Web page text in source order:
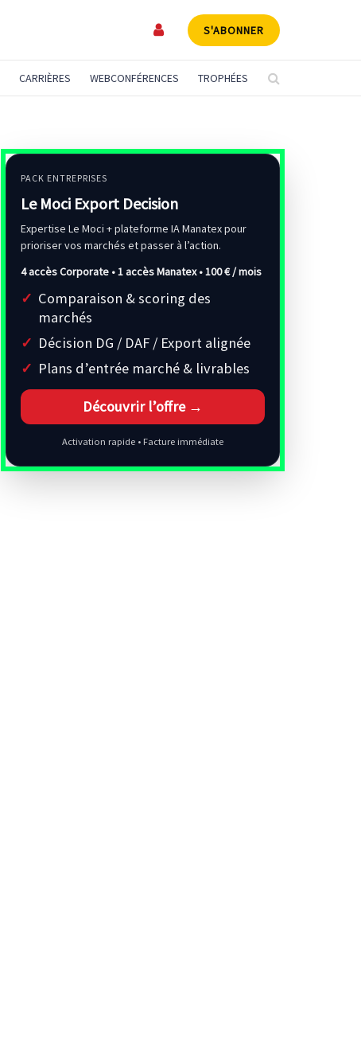
S'ABONNER
CARRIÈRES WEBCONFÉRENCES TROPHÉES
PACK ENTREPRISES
Le Moci Export Decision
Expertise Le Moci + plateforme IA Manatex pour
prioriser vos marchés et passer à l’action.
4 accès Corporate • 1 accès Manatex •100 € / mois
Comparaison & scoring des
marchés
Décision DG / DAF / Export alignée
Plans d’entrée marché & livrables
Découvrir l’offre →
Activation rapide • Facture immédiate